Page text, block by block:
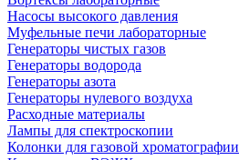
Насосы высокого давления
Муфельные печи лабораторные
Генераторы чистых газов
Генераторы водорода
Генераторы азота
Генераторы нулевого воздуха
Расходные материалы
Лампы для спектроскопии
Колонки для газовой хроматографии